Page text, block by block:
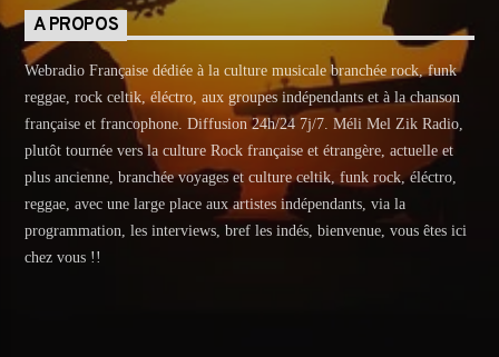
A PROPOS
Webradio Française dédiée à la culture musicale branchée rock, funk
reggae, rock celtik, éléctro, aux groupes indépendants et à la chanson
française et francophone. Diffusion 24h/24 7j/7. Méli Mel Zik Radio,
plutôt tournée vers la culture Rock française et étrangère, actuelle et
plus ancienne, branchée voyages et culture celtik, funk rock, éléctro,
reggae, avec une large place aux artistes indépendants, via la
programmation, les interviews, bref les indés, bienvenue, vous êtes ici
chez vous !!